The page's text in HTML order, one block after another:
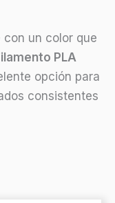
un color que
PLA
opción para
consistentes